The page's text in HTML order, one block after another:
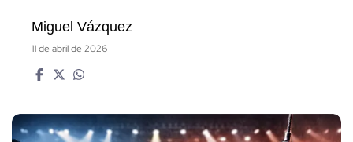
Miguel Vázquez
11 de abril de 2026